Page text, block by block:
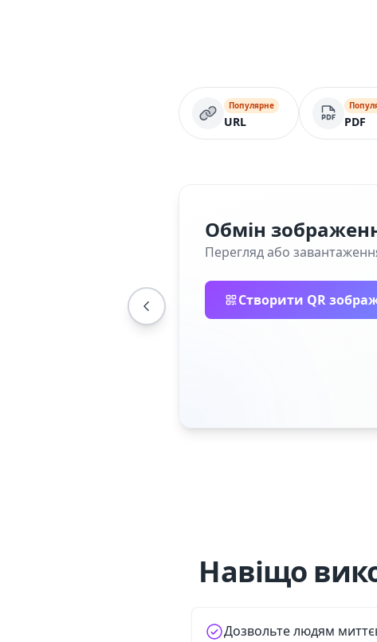
Популярне
URL PDF
Обмін
Перегляд або
Створити QR
Навіщо
Дозвольте людям